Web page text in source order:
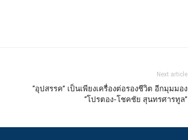
Next article
“อุปสรรค” เป็นเพียงเครื่องต่อรองชีวิต อีกมุมมอง
“โปรตอง-โชคชัย สุนทรศารทูล”